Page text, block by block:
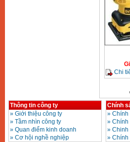
Chi
Thông tin công ty
» Giới thiệu công ty
» Tầm nhìn công ty
» Quan điểm kinh doanh
» Cơ hội nghề nghiệp
Chính
» Chính
» Chính
» Chinh
» Chính